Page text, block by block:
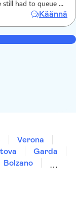
had to queue for
I would
and you will still
Käännä
Verona
Garda
Bolzano